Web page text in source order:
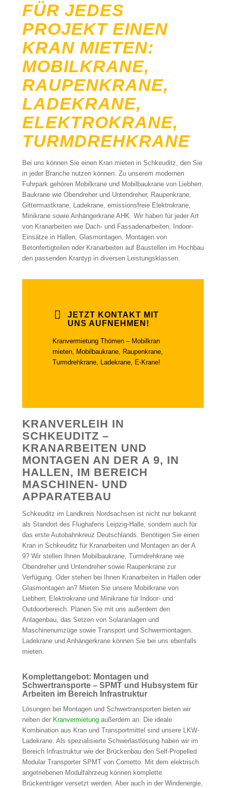
FÜR JEDES
PROJEKT EINEN
KRAN MIETEN:
MOBILKRANE,
RAUPENKRANE,
LADEKRANE,
ELEKTROKRANE,
TURMDREHKRANE
Bei uns können Sie einen Kran mieten in Schkeuditz, den Sie
in jeder Branche nutzen können. Zu unserem modernen
Fuhrpark gehören Mobilkrane und Mobilbaukrane von Liebherr,
Baukrane wie Obendreher und Untendreher, Raupenkrane,
Gittermastkrane, Ladekrane, emissionsfreie Elektrokrane,
Minikrane sowie Anhängerkrane AHK. Wir haben für jeder Art
von Kranarbeiten wie Dach- und Fassadenarbeiten, Indoor-
Einsätze in Hallen, Glasmontagen, Montagen von
Betonfertigteilen oder Kranarbeiten auf Baustellen im Hochbau
den passenden Krantyp in diversen Leistungsklassen.
JETZT KONTAKT MIT
UNS AUFNEHMEN!
Kranvermietung Thömen – Mobilkran
mieten, Mobilbaukrane, Raupenkrane,
Turmdrehkrane, Ladekrane, E-Krane!
KRANVERLEIH IN
SCHKEUDITZ –
KRANARBEITEN UND
MONTAGEN AN DER A 9, IN
HALLEN, IM BEREICH
MASCHINEN- UND
APPARATEBAU
Schkeuditz im Landkreis Nordsachsen ist nicht nur bekannt
als Standort des Flughafens Leipzig-Halle, sondern auch für
das erste Autobahnkreuz Deutschlands. Benötigen Sie einen
Kran in Schkeuditz für Kranarbeiten und Montagen an der A
9? Wir stellen Ihnen Mobilbaukrane, Turmdrehkrane wie
Obendreher und Untendreher sowie Raupenkrane zur
Verfügung. Oder stehen bei Ihnen Kranarbeiten in Hallen oder
Glasmontagen an? Mieten Sie unsere Mobilkrane von
Liebherr, Elektrokrane und Minikrane für Indoor- und
Outdoorbereich. Planen Sie mit uns außerdem den
Anlagenbau, das Setzen von Solaranlagen und
Maschinenumzüge sowie Transport und Schwermontagen.
Ladekrane und Anhängerkrane können Sie bei uns ebenfalls
mieten.
Komplettangebot: Montagen und
Schwertransporte – SPMT und Hubsystem für
Arbeiten im Bereich Infrastruktur
Lösungen bei Montagen und Schwertransporten bieten wir
neben der Kranvermietungaußerdem an. Die ideale
Kombination aus Kran und Transportmittel sind unsere LKW-
Ladekrane. Als spezialisierte Schwerlastlösung haben wir im
Bereich Infrastruktur wie der Brückenbau den Self-Propelled
Modular Transporter SPMT von Cometto. Mit dem elektrisch
angetriebenen Modulfahrzeug können komplette
Brückenträger versetzt werden. Aber auch in der Windenergie,